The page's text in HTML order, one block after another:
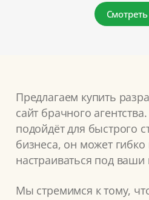
Предлагаем купить
сайт брачного
подойдёт для быстрого
бизнеса, он может гибко
настраиваться под ваши
Мы стремимся к тому,